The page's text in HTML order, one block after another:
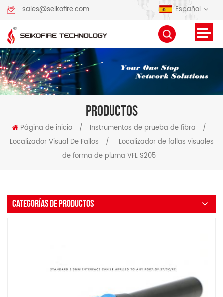
sales@seikofire.com Español
PRODUCTOS
Página de inicio / Instrumentos de prueba de fibra
/
Localizador Visual De Fallos
/
Localizador de fallas visuales
de forma de pluma VFL S205
CATEGORÍAS DE PRODUCTOS